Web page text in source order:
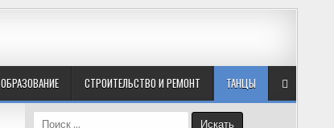
ОБРАЗОВАНИЕ СТРОИТЕЛЬСТВО И РЕМОНТ ТАНЦЫ